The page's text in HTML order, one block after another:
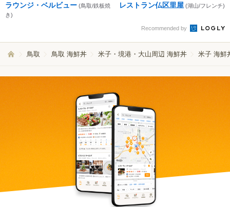
ラウンジ・ベルビュー (鳥取/鉄板焼
き)
レストラン仏区里屋 (湖山/フレンチ)
Recommended by
鳥取 鳥取 海鮮丼 米子・境港・大山周辺 海鮮丼 米子 海鮮